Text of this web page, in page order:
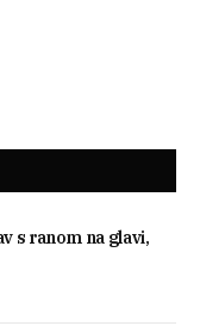
s ranom na glavi,